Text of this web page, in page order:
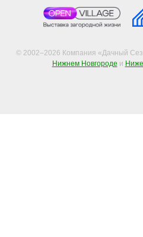
© 2002–2026 Компания «Дачный
Нижнем Новгороде и